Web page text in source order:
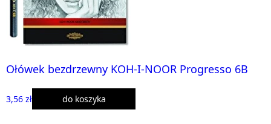
Ołówek bezdrzewny KOH-I-NOOR Progresso 6B
3,56 zł do koszyka